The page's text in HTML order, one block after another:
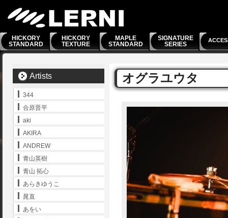
HICKORY
STANDARD
HICKORY
TEXTURE
MAPLE
STANDARD
SIGNATURE
SERIES
オグラユウタ
Artists
344
合原晋平
aki
AKIRA
ANDREW
青山英樹
青山 拓心
あらきゆうこ
晁直
あをい